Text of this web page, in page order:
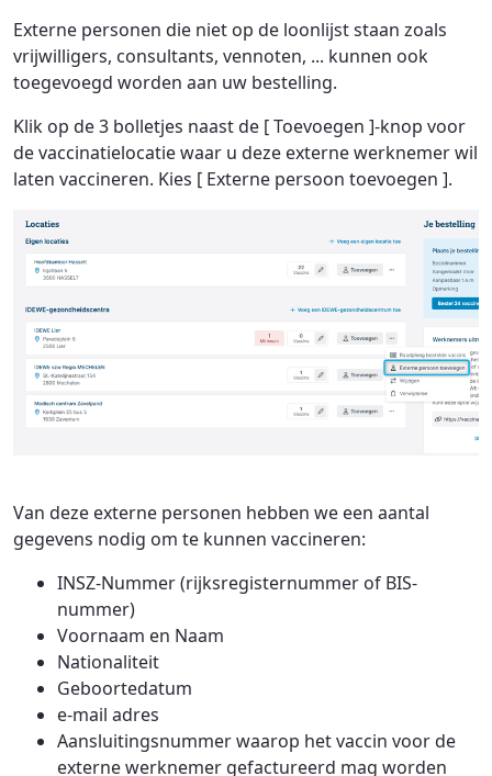
Externe personen die niet op de loonlijst staan zoals
vrijwilligers, consultants, vennoten, ... kunnen ook
toegevoegd worden aan uw bestelling.
Klik op de 3 bolletjes naast de [ Toevoegen ]-knop voor
de vaccinatielocatie waar u deze externe werknemer wil
laten vaccineren. Kies [ Externe persoon toevoegen ].
Van deze externe personen hebben we een aantal
gegevens nodig om te kunnen vaccineren:
INSZ-Nummer (rijksregisternummer of BIS-
nummer)
Voornaam en Naam
Nationaliteit
Geboortedatum
e-mail adres
Aansluitingsnummer waarop het vaccin voor de
externe werknemer gefactureerd mag worden